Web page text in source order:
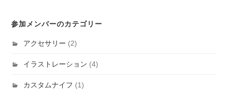
参加メンバーのカテゴリー
アクセサリー (2)
イラストレーション (4)
カスタムナイフ (1)